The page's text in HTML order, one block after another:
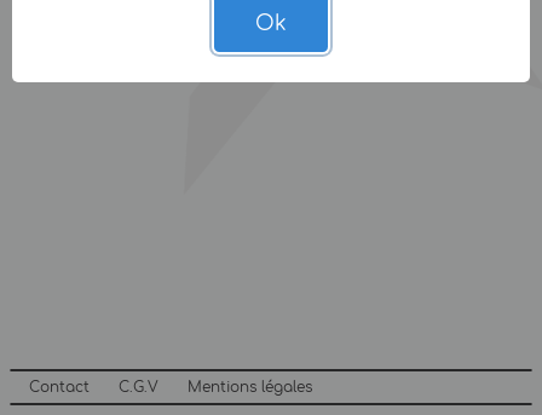
Contact C.G.V Mentions légales
Ok